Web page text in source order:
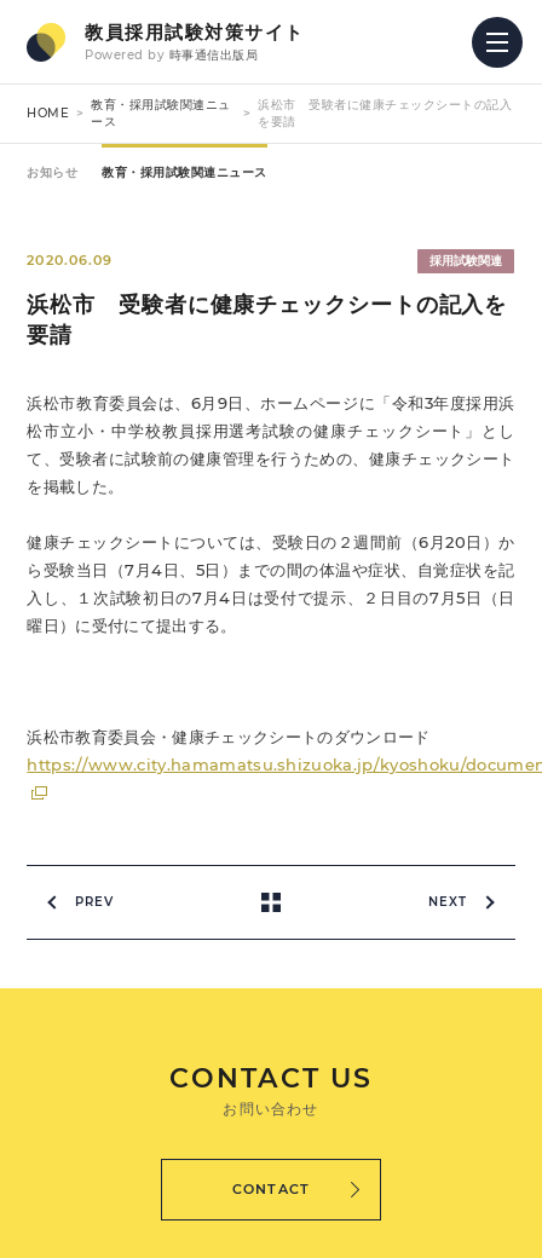
教員採用試験対策サイト
Powered by 時事通信出版局
HOME
教育・採用試験関連ニュ
ース
浜松市 受験者に健康チェックシートの記入
を要請
お知らせ 教育・採用試験関連ニュース
2020.06.09 採用試験関連
浜松市 受験者に健康チェックシートの記入を
要請
浜松市教育委員会は、6月9日、ホームページに「令和3年度採用浜
松市立小・中学校教員採用選考試験の健康チェックシート」とし
て、受験者に試験前の健康管理を行うための、健康チェックシート
を掲載した。
健康チェックシートについては、受験日の２週間前（6月20日）か
ら受験当日（7月4日、5日）までの間の体温や症状、自覚症状を記
入し、１次試験初日の7月4日は受付で提示、２日目の7月5日（日
曜日）に受付にて提出する。
浜松市教育委員会・健康チェックシートのダウンロード
https://www.city.hamamatsu.shizuoka.jp/kyoshoku/
PREV NEXT
CONTACT US
お問い合わせ
CONTACT